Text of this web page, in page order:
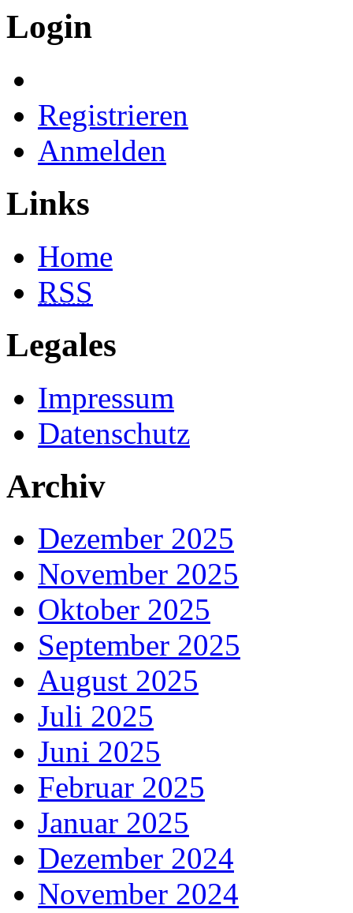
Login
Registrieren
Anmelden
Links
Home
RSS
Legales
Impressum
Datenschutz
Archiv
Dezember 2025
November 2025
Oktober 2025
September 2025
August 2025
Juli 2025
Juni 2025
Februar 2025
Januar 2025
Dezember 2024
November 2024